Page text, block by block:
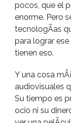
pocos, que el
enorme. Pero
tecnologÃ­as
para lograr
tienen eso.
Y una cosa
audiovisuales
Su tiempo es
ocio ni su